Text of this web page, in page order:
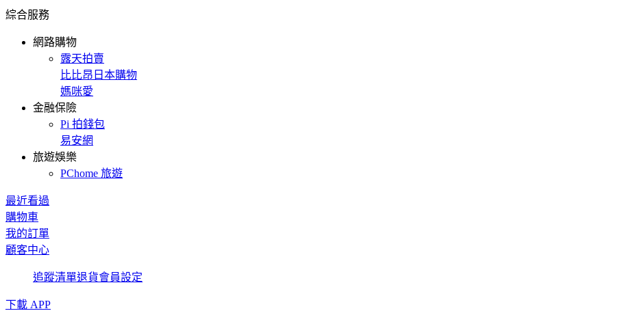
綜合服務
網路購物
露天拍賣
比比昂日本購物
媽咪愛
金融保險
Pi 拍錢包
易安網
旅遊娛樂
PChome 旅遊
最近看過
購物車
我的訂單
顧客中心
追蹤清單退貨會員設定
下載 APP